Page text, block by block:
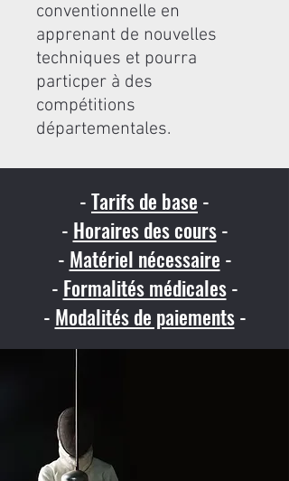
conventionnelle en
apprenant de nouvelles
techniques et pourra
particper à des
compétitions
départementales.
-Tarifs de base -
- Horaires des cours-
- Matériel nécessaire -
- Formalités médicales-
- Modalités de paiements-